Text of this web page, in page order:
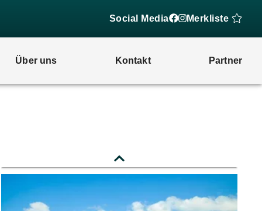
Social Media Merkliste
Über uns Kontakt Partner